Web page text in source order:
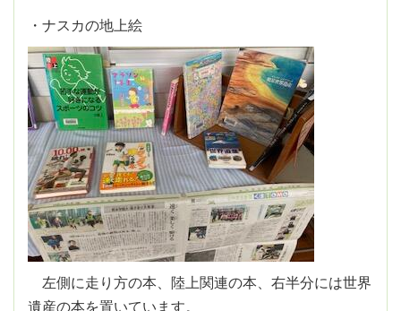
・ナスカの地上絵
左側に走り方の本、陸上関連の本、右半分には世界
遺産の本を置いています。